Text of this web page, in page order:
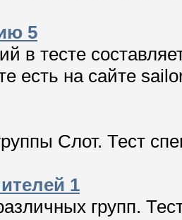
5
в тесте
есть на сайте
Слот. Тест
1
групп.